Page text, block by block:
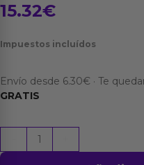
15.32€
Impuestos incluídos
Envío desde 6.30€ · Te
GRATIS
Mordaza
de